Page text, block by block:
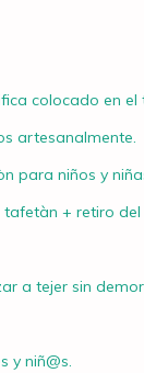
colocado en el
artesanalmente.
para niños y
tafetàn + retiro
a tejer sin
y niñ@s.